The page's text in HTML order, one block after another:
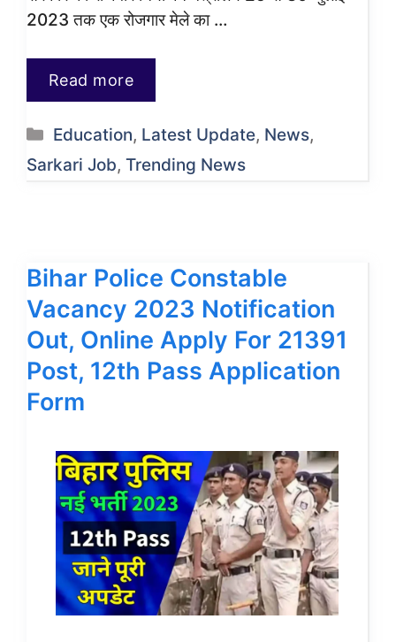
2023 तक एक रोजगार मेले का …
Read more
Categories
Education, Latest Update, News,
Sarkari Job, Trending News
Bihar Police Constable
Vacancy 2023 Notification
Out, Online Apply For 21391
Post, 12th Pass Application
Form